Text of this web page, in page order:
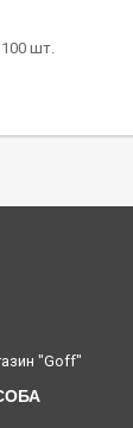
100 шт.
"Goff"